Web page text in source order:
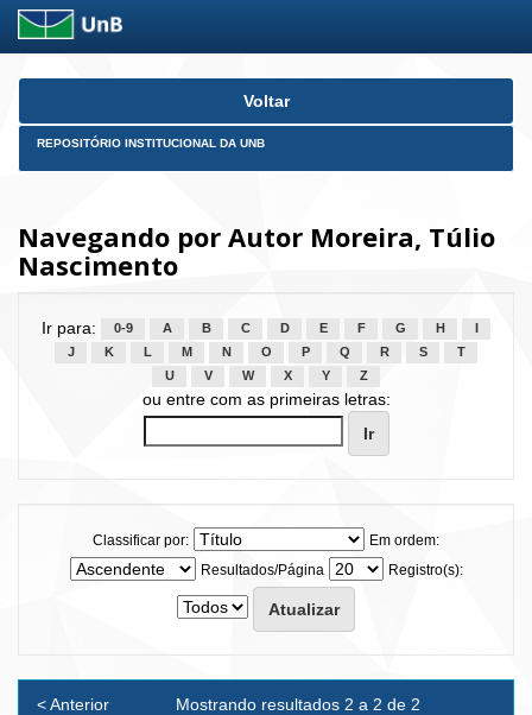
Skip
Voltar
REPOSITÓRIO INSTITUCIONAL DA UNB
Navegando por Autor Moreira, Túlio
Nascimento
Ir para: 0-9 A B C D E F G H
J
K L M N O P Q R S
T
U
V W X Y Z
ou entre com as primeiras letras:
Classificar por:
Em ordem:
Resultados/Página
Registro(s):
Mostrando resultados 2 a 2 de 2
< Anterior